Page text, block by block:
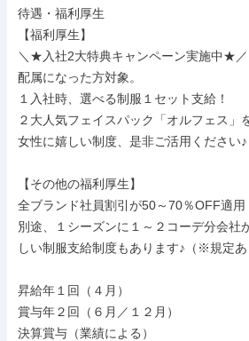
待遇・福利厚生
【福利厚生】
＼★入社2大特典キャンペーン実施中★
配属になった方対象。
１入社時、選べる制服１セット支給！
２大人気フェイスパック「オルフェス」
女性に嬉しい制度、是非ご活用ください♪
【その他の福利厚生】
全ブランド社員割引が50～70％OFF適用
別途、１シーズンに１～２コーデ分会社
しい制服支給制度もあります♪（※規定あ
昇給年１回（４月）
賞与年２回（６月／１２月）
決算賞与（業績による）